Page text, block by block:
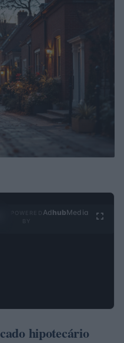
Ad hubMedia
hipotecário